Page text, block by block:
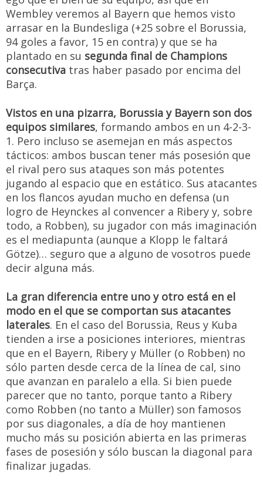
Wembley veremos al Bayern que hemos visto
arrasar en la Bundesliga (+25 sobre el Borussia,
94 goles a favor, 15 en contra) y que se ha
plantado en su segunda final de Champions
consecutiva tras haber pasado por encima del
Barça.
Vistos en una pizarra, Borussia y Bayern son dos
equipos similares, formando ambos en un 4-2-3-
1. Pero incluso se asemejan en más aspectos
tácticos: ambos buscan tener más posesión que
el rival pero sus ataques son más potentes
jugando al espacio que en estático. Sus atacantes
en los flancos ayudan mucho en defensa (un
logro de Heynckes al convencer a Ribery y, sobre
todo, a Robben), su jugador con más imaginación
es el mediapunta (aunque a Klopp le faltará
Götze)… seguro que a alguno de vosotros puede
decir alguna más.
La gran diferencia entre uno y otro está en el
modo en el que se comportan sus atacantes
laterales. En el caso del Borussia, Reus y Kuba
tienden a irse a posiciones interiores, mientras
que en el Bayern, Ribery y Müller (o Robben) no
sólo parten desde cerca de la línea de cal, sino
que avanzan en paralelo a ella. Si bien puede
parecer que no tanto, porque tanto a Ribery
como Robben (no tanto a Müller) son famosos
por sus diagonales, a día de hoy mantienen
mucho más su posición abierta en las primeras
fases de posesión y sólo buscan la diagonal para
finalizar jugadas.